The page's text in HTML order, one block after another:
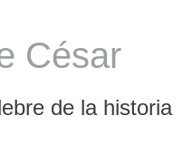
César
de la historia